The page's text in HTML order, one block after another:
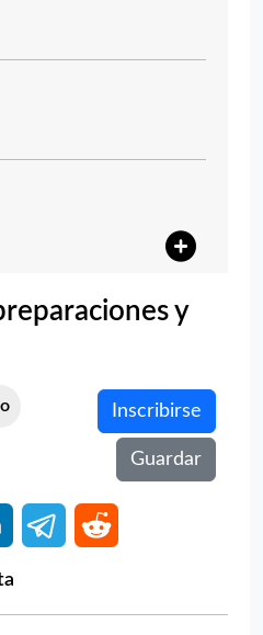
y
Inscribirse
Guardar